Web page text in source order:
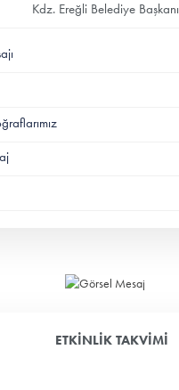
Kdz. Ereğli Belediye Başkanı
ETKINLIK TAKVIMI